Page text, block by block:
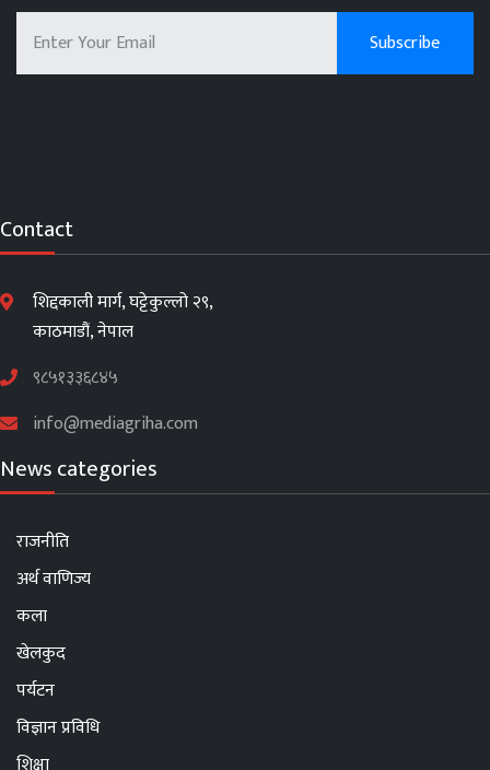
Contact
शिद्दकाली मार्ग, घट्टेकुल्लो २९,
काठमाडौं, नेपाल
९८५१३३६८४५
info@mediagriha.com
News categories
राजनीति
अर्थ वाणिज्य
कला
खेलकुद
पर्यटन
विज्ञान प्रविधि